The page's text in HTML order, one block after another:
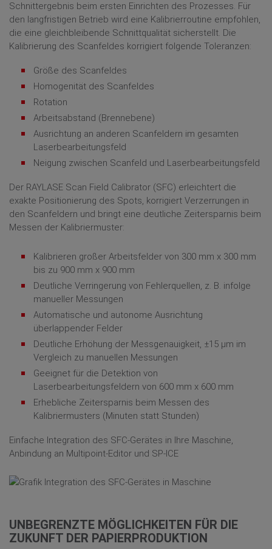
Schnittergebnis beim ersten Einrichten des Prozesses. Für
den langfristigen Betrieb wird eine Kalibrierroutine empfohlen,
die eine gleichbleibende Schnittqualität sicherstellt. Die
Kalibrierung des Scanfeldes korrigiert folgende Toleranzen:
Größe des Scanfeldes
Homogenität des Scanfeldes
Rotation
Arbeitsabstand (Brennebene)
Ausrichtung an anderen Scanfeldern im gesamten
Laserbearbeitungsfeld
Neigung zwischen Scanfeld und Laserbearbeitungsfeld
Der RAYLASE Scan Field Calibrator (SFC) erleichtert die
exakte Positionierung des Spots, korrigiert Verzerrungen in
den Scanfeldern und bringt eine deutliche Zeitersparnis beim
Messen der Kalibriermuster:
Kalibrieren großer Arbeitsfelder von 300 mm x 300 mm
bis zu 900 mm x 900 mm
Deutliche Verringerung von Fehlerquellen, z. B. infolge
manueller Messungen
Automatische und autonome Ausrichtung
überlappender Felder
Deutliche Erhöhung der Messgenauigkeit, ±15 μm im
Vergleich zu manuellen Messungen
Geeignet für die Detektion von
Laserbearbeitungsfeldern von 600 mm x 600 mm
Erhebliche Zeitersparnis beim Messen des
Kalibriermusters (Minuten statt Stunden)
Einfache Integration des SFC-Gerätes in Ihre Maschine,
Anbindung an Multipoint-Editor und SP-ICE
UNBEGRENZTE MÖGLICHKEITEN FÜR DIE
ZUKUNFT DER PAPIERPRODUKTION